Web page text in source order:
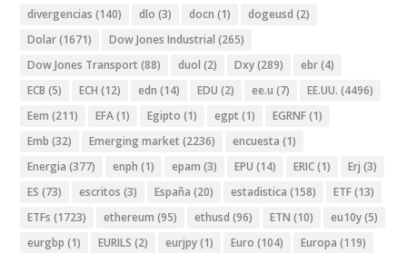
divergencias (140) dlo (3) docn (1) dogeusd (2)
Dolar(1671) Dow Jones Industrial (265)
Dow Jones Transport (88) duol (2) Dxy(289) ebr(4)
ECB (5) ECH (12) edn (14) EDU (2) ee.u (7) EE.UU. (4496)
Eem (211) EFA(1) Egipto (1) egpt (1) EGRNF(1)
Emb (32) Emerging market (2236) encuesta (1)
Energia (377) enph (1) epam (3) EPU (14) ERIC(1) Erj (3)
ES (73) escritos (3) España (20) estadistica (158) ETF(13)
ETFs (1723) ethereum (95) ethusd (96) ETN (10) eu10y(5)
eurgbp (1) EURILS (2) eurjpy(1) Euro (104) Europa (119)